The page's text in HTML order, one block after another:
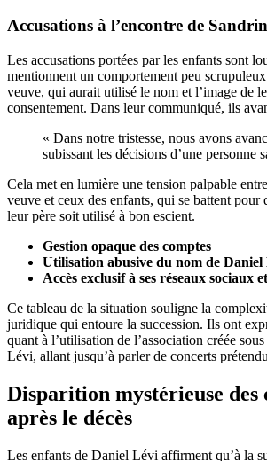
Accusations à l’encontre de
Les accusations portées par les enfants sont
mentionnent un comportement peu
veuve, qui aurait utilisé le nom et l’image de
consentement. Dans leur communiqué, ils
« Dans notre tristesse, nous avons
subissant les décisions d’une personne
Cela met en lumière une tension palpable
veuve et ceux des enfants, qui se battent pour
leur père soit utilisé à bon escient.
Gestion opaque des comptes
Utilisation abusive du nom de Daniel
Accès exclusif à ses réseaux sociaux
Ce tableau de la situation souligne la
juridique qui entoure la succession. Ils ont
quant à l’utilisation de l’association créée
Lévi, allant jusqu’à parler de concerts
Disparition mystérieuse des
après le décès
Les enfants de Daniel Lévi affirment qu’à la